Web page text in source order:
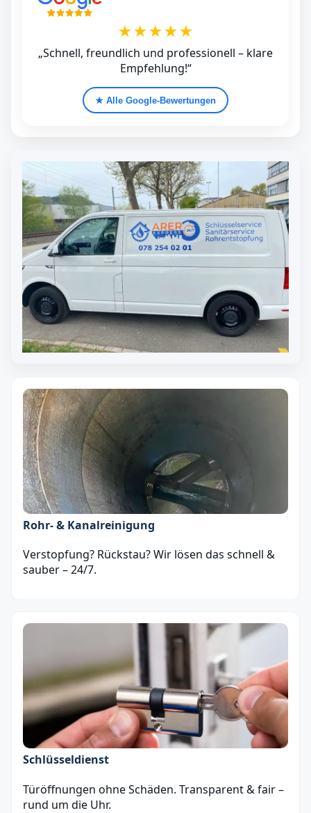
★★★★★
„Schnell, freundlich und professionell – klare
Empfehlung!“
★ Alle Google‑Bewertungen
Rohr- & Kanalreinigung
Verstopfung? Rückstau? Wir lösen das schnell &
sauber – 24/7.
Schlüsseldienst
Türöffnungen ohne Schäden. Transparent & fair –
rund um die Uhr.